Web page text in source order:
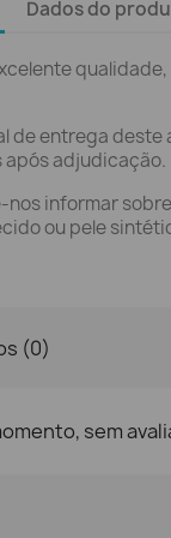
Dados do
de entrega deste
após adjudicação.
nos informar
ou pele
(0)
sem